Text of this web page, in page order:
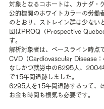
対象となるコホートは、カナダ・
公的機関のホワイトカラーの労働
のとおり、ストレイン群は少ない
団はPROQ（Prospective
す。
解析対象者は、ベースライン時点
CVD（Cardiovascular Disease：
なしかつ就労中の6295人、2004
で15年間追跡しました。
6295人を15年間追跡するって、
お金も時間も根気も必要です。